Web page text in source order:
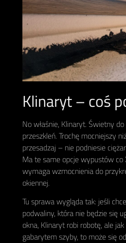
Klinaryt – coś
No właśnie, Klinaryt. Świetny
przeszkleń. Trochę mocniejszy
przesadzaj – nie podniesie
Ma te same opcje wypustów co
wymaga wzmocnienia do
okiennej.
Tu sprawa wygląda tak: jeśli
podwaliny, która nie będzie się
okna, Klinaryt robi robotę, ale
gabarytem szyby, to może się